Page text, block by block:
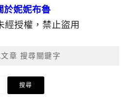
於妮妮布魯
經授權，禁止盜用
章 搜尋關鍵字